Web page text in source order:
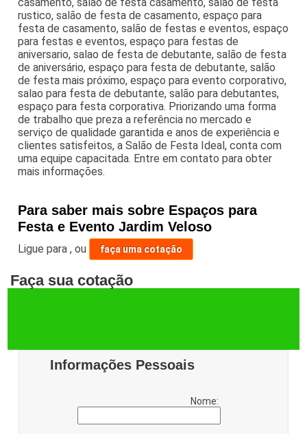
rustico, salão de festa de casamento, espaço para
festa de casamento, salão de festas e eventos, espaço
para festas e eventos, espaço para festas de
aniversario, salao de festa de debutante, salão de festa
de aniversário, espaço para festa de debutante, salão
de festa mais próximo, espaço para evento corporativo,
salao para festa de debutante, salão para debutantes,
espaço para festa corporativa. Priorizando uma forma
de trabalho que preza a referência no mercado e
serviço de qualidade garantida e anos de experiência e
clientes satisfeitos, a Salão de Festa Ideal, conta com
uma equipe capacitada. Entre em contato para obter
mais informações.
Para saber mais sobre Espaços para
Festa e Evento Jardim Veloso
Ligue para,ou faça uma cotação
Faça sua cotação
Informações Pessoais
Nome: